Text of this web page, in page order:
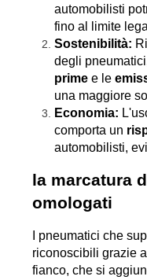
automobilisti
fino al limite
Sostenibilità:
degli
prime e le
una maggiore
Economia:
comporta un
automobilisti,
la marcatura
omologati
I pneumatici che
riconoscibili grazie
fianco, che si